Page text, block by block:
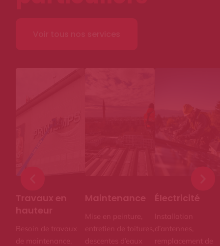
Travaux en
hauteur
Besoin de travaux
de maintenance,
Maintenance
Mise en peinture,
entretien de toitures,
descentes d’eaux
Électricité
Installation
d’antennes,
remplacement de